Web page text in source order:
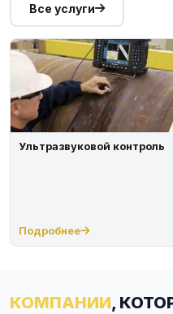
Все услуги
Ультразвуковой контроль
Подробнее
КОМПАНИИ,